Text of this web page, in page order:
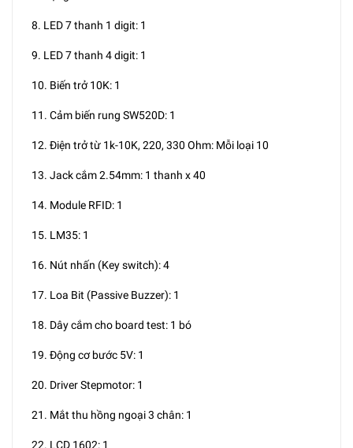
8. LED 7 thanh 1 digit: 1
9. LED 7 thanh 4 digit: 1
10. Biến trở 10K: 1
11. Cảm biến rung SW520D: 1
12. Điện trở từ 1k-10K, 220, 330 Ohm: Mỗi loại 10
13. Jack cắm 2.54mm: 1 thanh x 40
14. Module RFID: 1
15. LM35: 1
16. Nút nhấn (Key switch): 4
17. Loa Bit (Passive Buzzer): 1
18. Dây cắm cho board test: 1 bó
19. Động cơ bước 5V: 1
20. Driver Stepmotor: 1
21. Mắt thu hồng ngoại 3 chân: 1
22. LCD 1602: 1